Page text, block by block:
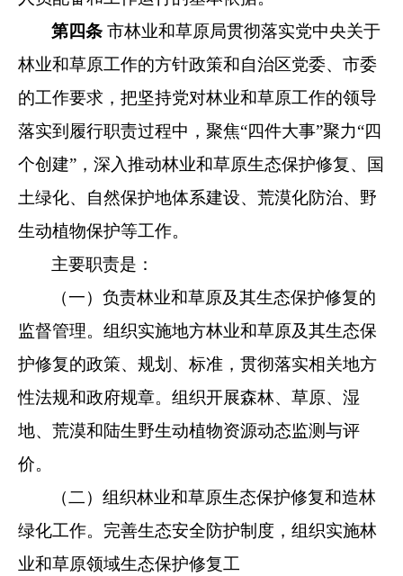
第四条 市林业和草原局贯彻落实党中央关于
林业和草原工作的方针政策和自治区党委、市委
的工作要求，把坚持党对林业和草原工作的领导
落实到履行职责过程中，聚焦“四件大事”聚力“四
个创建”，深入推动林业和草原生态保护修复、国
土绿化、自然保护地体系建设、荒漠化防治、野
生动植物保护等工作。
主要职责是：
（一）负责林业和草原及其生态保护修复的
监督管理。组织实施地方林业和草原及其生态保
护修复的政策、规划、标准，贯彻落实相关地方
性法规和政府规章。组织开展森林、草原、湿
地、 荒漠和陆生野生动植物资源动态监测与评
价。
（二）组织林业和草原生态保护修复和造林
绿化工作。完善生态安全防护制度，组织实施林
业和草原领域生态保护修复工